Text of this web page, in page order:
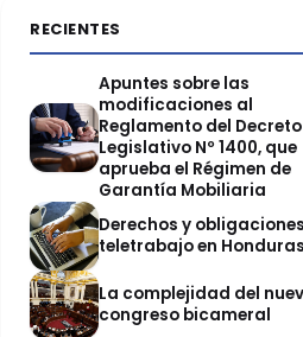
RECIENTES
Apuntes sobre las
modificaciones al
Reglamento del Decreto
Legislativo Nº 1400, que
aprueba el Régimen de
Garantía Mobiliaria
Derechos y
teletrabajo en Honduras
La complejidad del
congreso bicameral